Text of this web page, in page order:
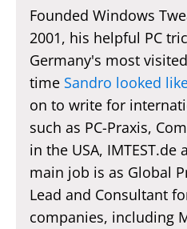
Founded Windows
2001, his helpful PC
Germany's most
time Sandro looked
on to write for
such as PC-Praxis,
in the USA,
main job is as Global
Lead and Consultant
companies, including